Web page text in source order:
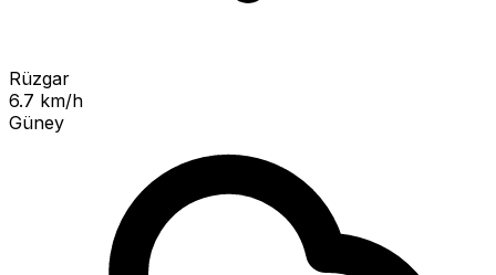
Rüzgar
6.7 km/h
Güney